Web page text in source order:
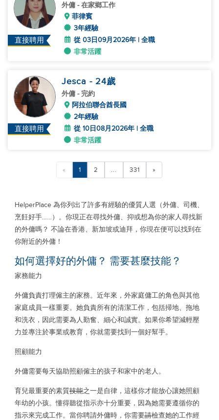
直接聘用
外傭 - 在家鄉工作
菲律賓
3年經驗
從 03日09月2026年 | 全職
非常活躍
直接聘用
Jesca - 24歲
外傭 - 完約
阿拉伯聯合酋長國
2年經驗
從 10日08月2026年 | 全職
非常活躍
« 1 2 ... 331 »
HelperPlace 為你列出了許多有經驗的優質人選（外傭、司機、
烹飪好手……）。你現正在尋找外傭、抑或想為你的家人尋找新
的外傭嗎？ 不論在香港、新加坡或迪拜，你現在便可以找到在
你附近的外傭！
如何選擇好的外傭？ 需要甚麼技能？
家務能力
外傭負責打理僱主的家務。近年來，外家庭傭工的角色與其他
家庭成員一樣重要。她負責所有的清潔工作，包括掃地、拖地
和洗衣，因此需要為人勤奮、細心和誠實。如果你希望減輕壓
力並專注於事業或教育，你就需要找到一個好幫手。
照顧能力
外傭需要每天協助照顧僱主的孩子和家中的老人。
育兒最重要的素質技能之一是自律，這樣你才能放心讓她照顧
年幼的小孩。懂得聽從指示亦十分重要，因為她需要遵循你的
指示來完成工作。當你聘請外傭時，你需要請檢查她的工作經